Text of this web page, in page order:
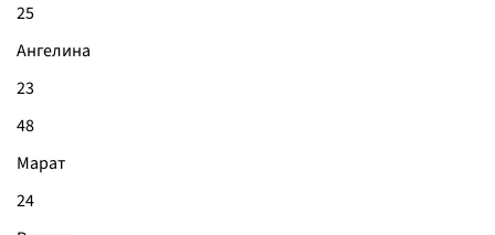
25
Ангелина
23
48
Марат
24